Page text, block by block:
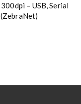
– USB, Serial